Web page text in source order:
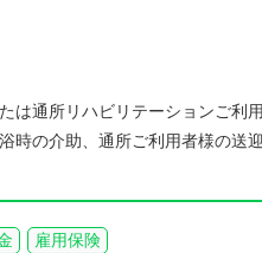
は通所リハビリテーションご
時の介助、通所ご利用者様の送
雇用保険